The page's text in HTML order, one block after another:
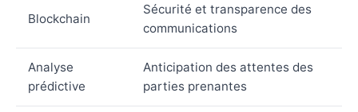
Blockchain
Sécurité et transparence des
communications
Analyse
prédictive
Anticipation des attentes des
parties prenantes